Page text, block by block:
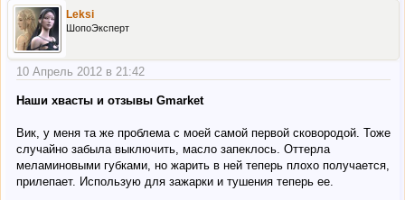
Leksi
ШопоЭксперт
10 Апрель 2012 в 21:42
Наши хвасты и отзывы Gmarket
Вик, у меня та же проблема с моей самой первой сковородой. Тоже
случайно забыла выключить, масло запеклось. Оттерла
меламиновыми губками, но жарить в ней теперь плохо получается,
прилепает. Использую для зажарки и тушения теперь ее.